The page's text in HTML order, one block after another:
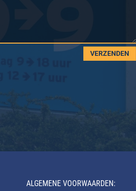
VERZENDEN
ALGEMENE VOORWAARDEN: